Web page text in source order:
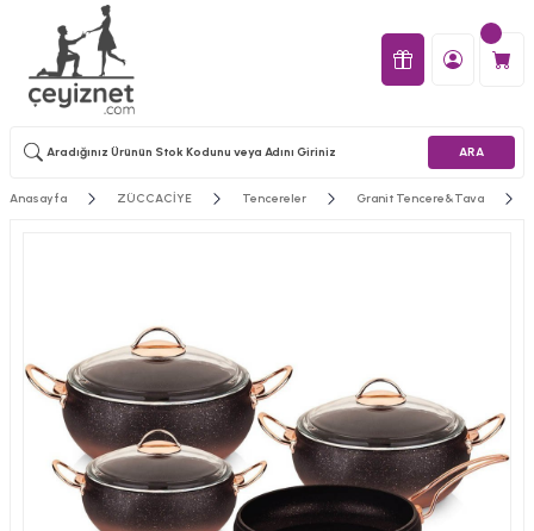
ARA
Anasayfa ZÜCCACİYE Tencereler Granit Tencere&Tava